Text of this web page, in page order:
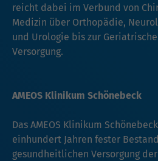
reicht dabei im Verbund von
Medizin über Orthopädie,
und Urologie bis zur
Versorgung.
AMEOS Klinikum Schönebeck
Das AMEOS Klinikum
einhundert Jahren fester
gesundheitlichen Versorgung